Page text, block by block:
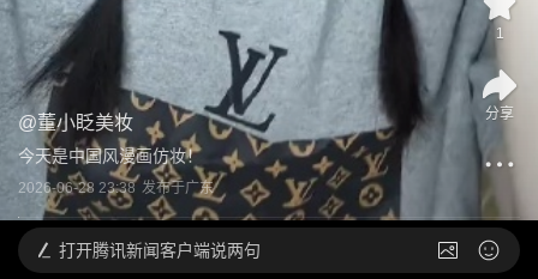
@董小眨美妆
今天是中国风漫画仿妆！
2026-06-28 23:38 发布于广东
1
分享
打开腾讯新闻客户端说两句